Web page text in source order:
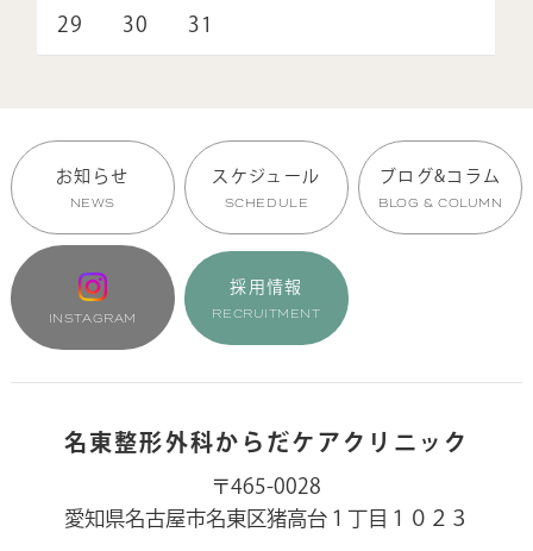
29 30 31
お知らせ
NEWS
スケジュール
SCHEDULE
ブログ&コラム
BLOG & COLUMN
INSTAGRAM
採用情報
RECRUITMENT
名東整形外科からだケアクリニック
〒465-0028
愛知県名古屋市名東区猪高台１丁目１０２３